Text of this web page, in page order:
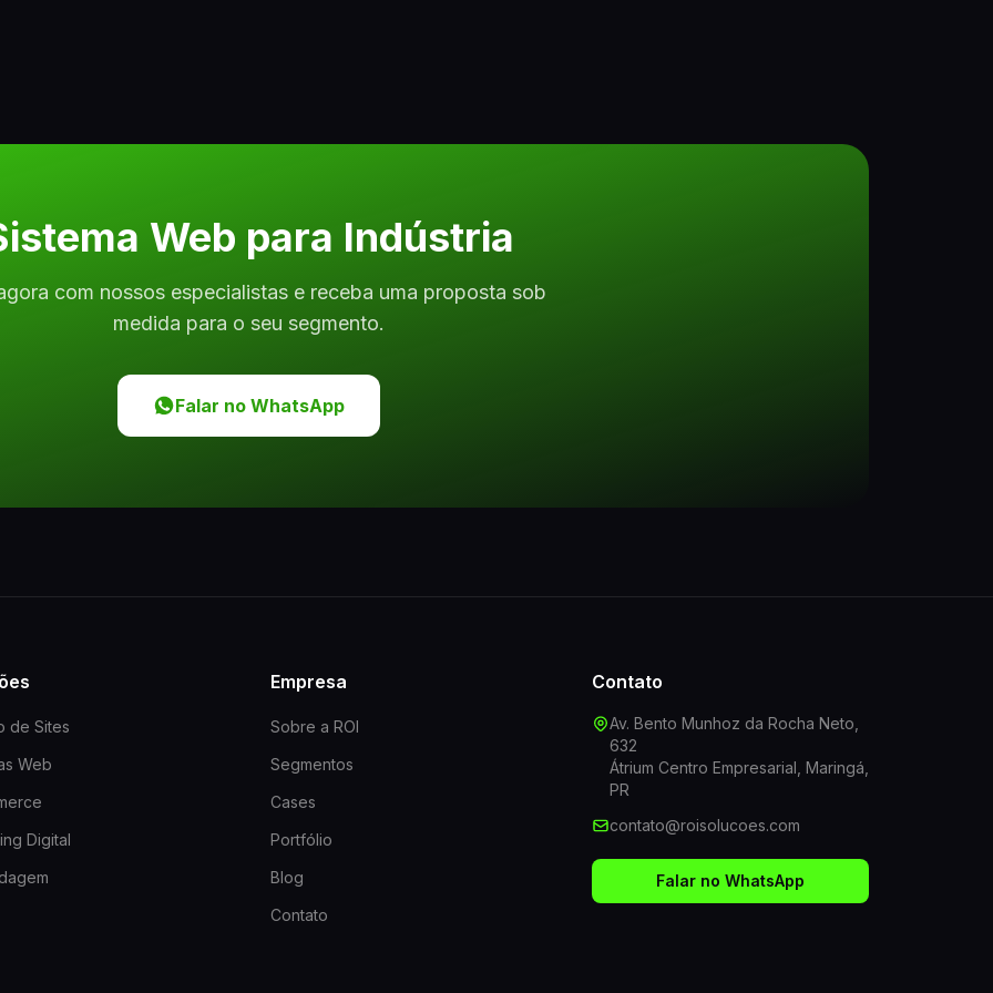
Web para Indústria
com nossos especialistas e receba uma proposta sob
medida para o seu segmento.
Falar no WhatsApp
de Sites
Web
Digital
Empresa
Sobre a ROI
Segmentos
Cases
Portfólio
Blog
Contato
Contato
Av. Bento Munhoz da Rocha Neto,
632
Átrium Centro Empresarial, Maringá,
PR
contato@roisolucoes.com
Falar no WhatsApp